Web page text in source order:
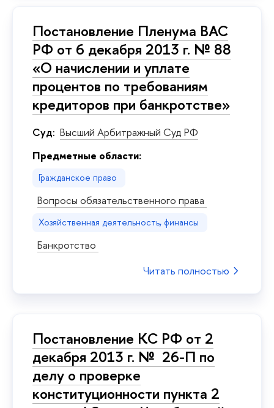
Постановление Пленума ВАС
РФ от 6 декабря 2013 г. № 88
«О начислении и уплате
процентов по требованиям
кредиторов при банкротстве»
Суд: Высший Арбитражный Суд РФ
Предметные области:
Гражданское право
Вопросы обязательственного права
Хозяйственная деятельность, финансы
Банкротство
Читать полностью
Постановление КС РФ от 2
декабря 2013 г. № 26-П по
делу о проверке
конституционности пункта 2